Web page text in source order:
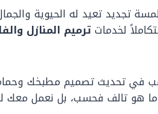
تجديد تعيد له الحيوية
لخدماتترميم المنازل
في تحديث تصميم مطبخك
هو تالف فحسب، بل نعمل